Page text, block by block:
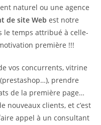
naturel ou une agence
de site Web est notre
le temps attribué à celle-
première !!!
vos concurrents, vitrine
prendre
de la première page…
nouveaux clients, et c’est
appel à un consultant